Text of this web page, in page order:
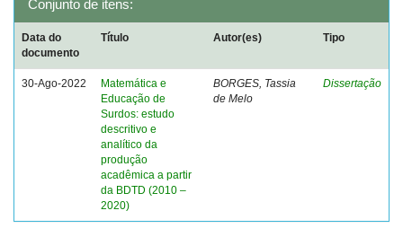
Conjunto de itens:
Data do
documento
Título Autor(es) Tipo
30-Ago-2022
Matemática e
Educação de
Surdos: estudo
descritivo e
analítico da
produção
acadêmica a partir
da BDTD (2010 –
2020)
BORGES, Tassia
de Melo
Dissertação